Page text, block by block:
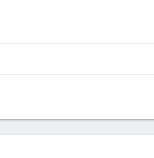
ili fotografije.